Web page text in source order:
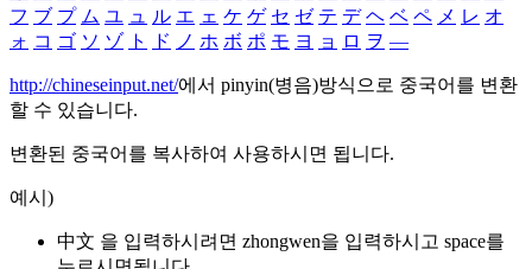
フ ブ プ ム ユ ュ ル エ ェ ケ ゲ セ ゼ テ デ ヘ ベ ペ メ レ オ
ォ コ ゴ ソ ゾ ト ド ノ ホ ボ ポ モ ヨ ョ ロ ヲ ―
http://chineseinput.net/에서 pinyin(병음)방식으로 중국어를 변환
할 수 있습니다.
변환된 중국어를 복사하여 사용하시면 됩니다.
예시)
中文 을 입력하시려면 zhongwen을 입력하시고 space를